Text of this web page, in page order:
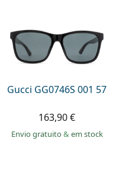
Gucci GG0746S 001 57
163,90 €
Envio gratuito& em stock